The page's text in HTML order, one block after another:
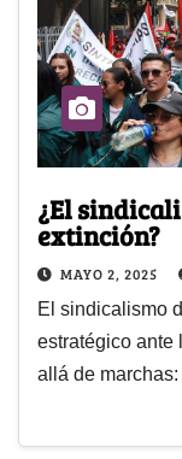
¿El
extinción?
MAYO 2, 2025
El sindicalismo
estratégico ante
allá de